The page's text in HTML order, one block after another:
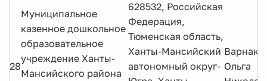
28
Муниципальное
казенное дошкольное
образовательное
учреждение Ханты-
Мансийского района
628532, Российская
Федерация,
Тюменская область,
Ханты-Мансийский
автономный округ- Ольга